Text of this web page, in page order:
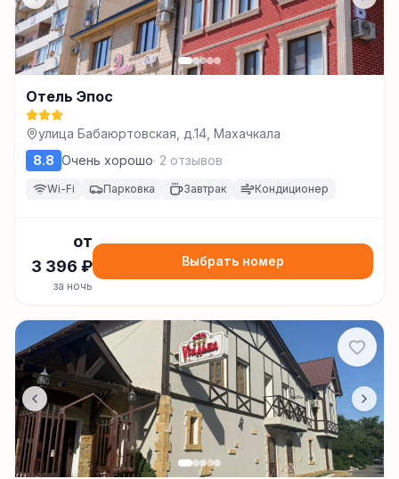
Отель Эпос
улица Бабаюртовская, д.14, Махачкала
8.8 Очень хорошо· 2 отзывов
Wi-Fi Парковка Завтрак Кондиционер
от
3 396 ₽
за ночь
Выбрать номер